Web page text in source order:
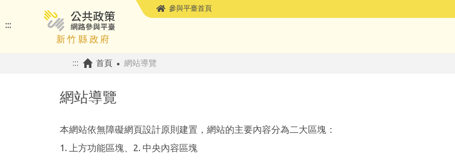
:::
參與平臺首頁
公共政策網路參與平臺
::: 首頁 網站導覽
網站導覽
本網站依無障礙網頁設計原則建置，網站的主要內容分為二大區塊：
1. 上方功能區塊、2. 中央內容區塊